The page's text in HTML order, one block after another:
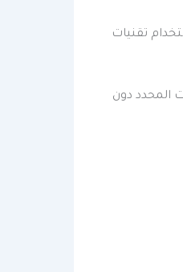
تقنيات
المحدد دون